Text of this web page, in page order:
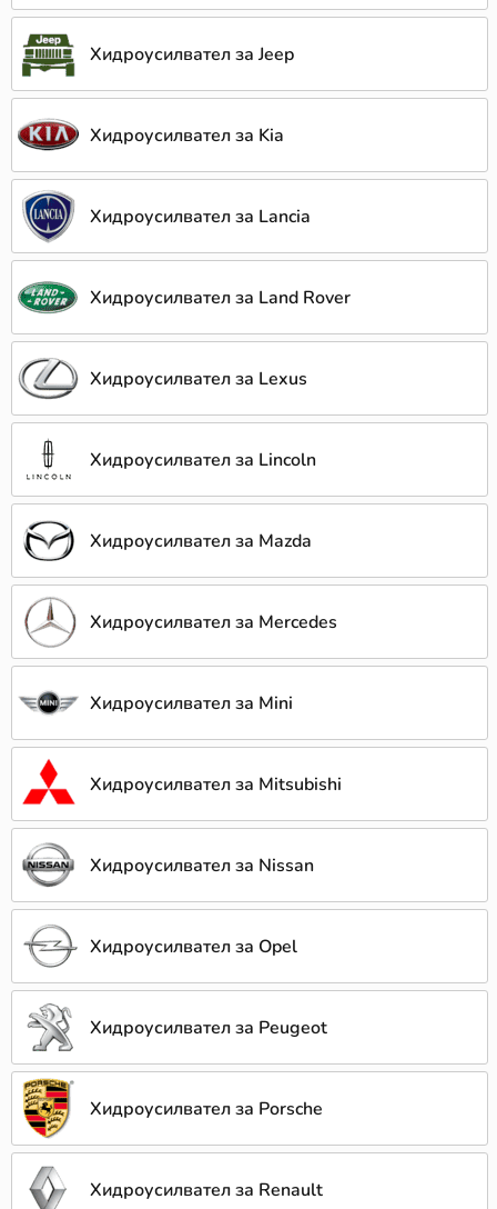
Хидроусилвател за Jeep
Хидроусилвател за Kia
Хидроусилвател за Lancia
Хидроусилвател за Land Rover
Хидроусилвател за Lexus
Хидроусилвател за Lincoln
Хидроусилвател за Mazda
Хидроусилвател за Mercedes
Хидроусилвател за Mini
Хидроусилвател за Mitsubishi
Хидроусилвател за Nissan
Хидроусилвател за Opel
Хидроусилвател за Peugeot
Хидроусилвател за Porsche
Хидроусилвател за Renault